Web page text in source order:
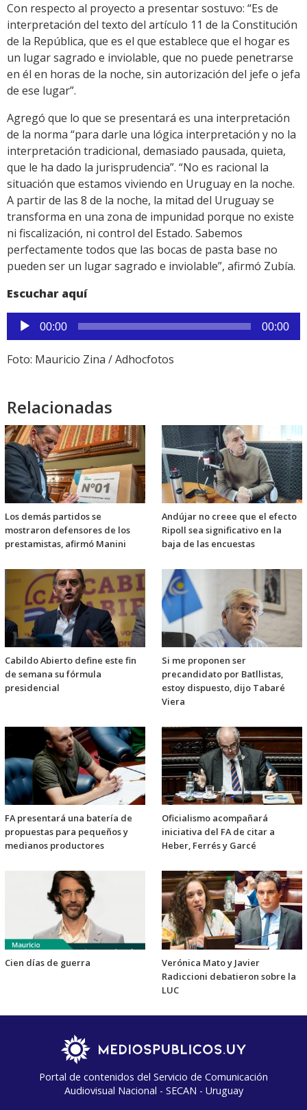
Con respecto al proyecto a presentar sostuvo: “Es de
interpretación del texto del artículo 11 de la Constitución
de la República, que es el que establece que el hogar es
un lugar sagrado e inviolable, que no puede penetrarse
en él en horas de la noche, sin autorización del jefe o jefa
de ese lugar”.
Agregó que lo que se presentará es una interpretación
de la norma “para darle una lógica interpretación y no la
interpretación tradicional, demasiado pausada, quieta,
que le ha dado la jurisprudencia”. “No es racional la
situación que estamos viviendo en Uruguay en la noche.
A partir de las 8 de la noche, la mitad del Uruguay se
transforma en una zona de impunidad porque no existe
ni fiscalización, ni control del Estado. Sabemos
perfectamente todos que las bocas de pasta base no
pueden ser un lugar sagrado e inviolable”, afirmó Zubía.
Escuchar aquí
Reproductor
de
audio
00:00 00:00
Foto: Mauricio Zina / Adhocfotos
Relacionadas
Los demás partidos se
mostraron defensores de los
prestamistas, afirmó Manini
Andújar no creee que el efecto
Ripoll sea significativo en la
baja de las encuestas
Cabildo Abierto define este fin
de semana su fórmula
presidencial
Si me proponen ser
precandidato por Batllistas,
estoy dispuesto, dijo Tabaré
Viera
FA presentará una batería de
propuestas para pequeños y
medianos productores
Oficialismo acompañará
iniciativa del FA de citar a
Heber, Ferrés y Garcé
Cien días de guerra
Verónica Mato y Javier
Radiccioni debatieron sobre la
LUC
Portal de contenidos del Servicio de Comunicación
Audiovisual Nacional - SECAN - Uruguay